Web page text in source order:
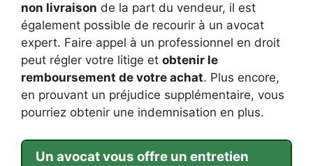
non livraison de la part du vendeur, il est
également possible de recourir à un avocat
expert. Faire appel à un professionnel en droit
peut régler votre litige et obtenir le
remboursement de votre achat. Plus encore,
en prouvant un préjudice supplémentaire, vous
pourriez obtenir une indemnisation en plus.
Un avocat vous offre un entretien